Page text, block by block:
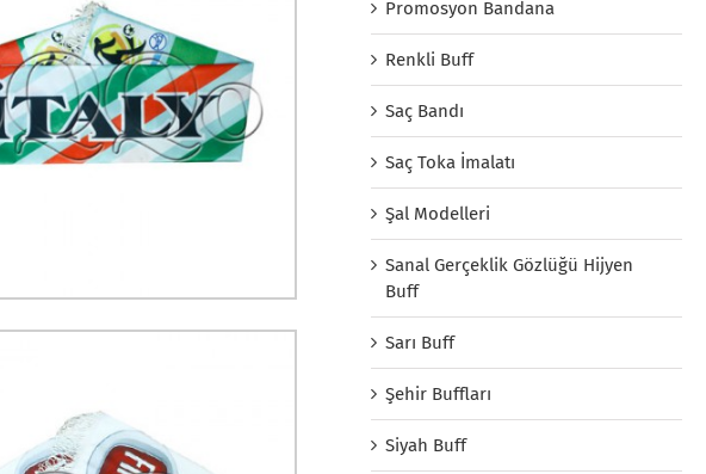
Promosyon Bandana
Renkli Buff
Saç Bandı
Saç Toka İmalatı
Şal Modelleri
Sanal Gerçeklik Gözlüğü Hijyen
Buff
Sarı Buff
Şehir Buffları
Siyah Buff